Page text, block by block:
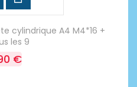
cylindrique A4 M4*16 +
les 9
€